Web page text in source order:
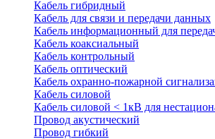
Кабель гибридный
Кабель для связи и передачи данных
Кабель информационный для
Кабель коаксиальный
Кабель контрольный
Кабель оптический
Кабель охранно-пожарной
Кабель силовой
Кабель силовой < 1кВ для
Провод акустический
Провод гибкий